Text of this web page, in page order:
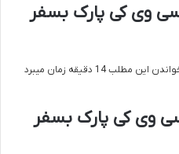
وی کی پارک بسفر
این مطلب 14 دقیقه زمان میبرد
وی کی پارک بسفر